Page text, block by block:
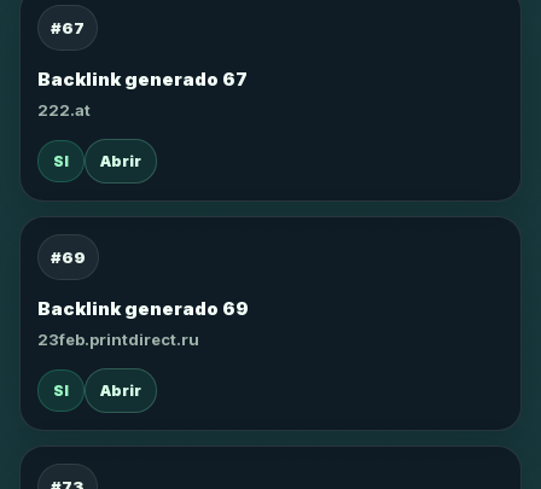
#67
Backlink generado 67
222.at
SI Abrir
#69
Backlink generado 69
23feb.printdirect.ru
SI Abrir